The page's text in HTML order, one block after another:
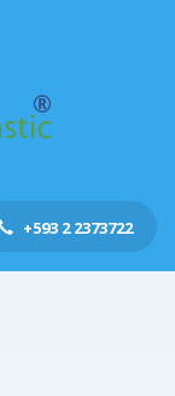
+593 2 2373722